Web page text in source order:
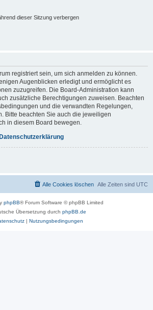
dieser Sitzung verbergen
registriert sein, um sich anmelden zu können.
Augenblicken erledigt und ermöglicht es
zuzugreifen. Die Board-Administration kann
zusätzliche Berechtigungen zuweisen. Beachten
und die verwandten Regelungen,
Bitte beachten Sie auch die jeweiligen
in diesem Board bewegen.
Alle Zeiten sind UTC
Alle Cookies löschen
phpBB® Forum Software © phpBB Limited
Übersetzung durch phpBB.de
| Nutzungsbedingungen